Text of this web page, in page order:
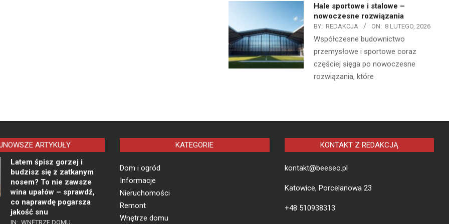
Hale sportowe i stalowe –
nowoczesne rozwiązania
BY: REDAKCJA ON: 8 LUTEGO, 2026
Współczesne budownictwo
przemysłowe i sportowe coraz
częściej sięga po nowoczesne
rozwiązania, które
ARTYKUŁY
Latem śpisz gorzej i
budzisz się z zatkanym
nosem? To nie zawsze
wina upałów – sprawdź,
co naprawdę pogarsza
jakość snu
IN: WNĘTRZE DOMU
KATEGORIE
Dom i ogród
Informacje
Nieruchomości
Remont
Wnętrze domu
KONTAKT Z REDAKCJĄ
kontakt@beeseo.pl
Katowice, Porcelanowa 23
+48 510938313